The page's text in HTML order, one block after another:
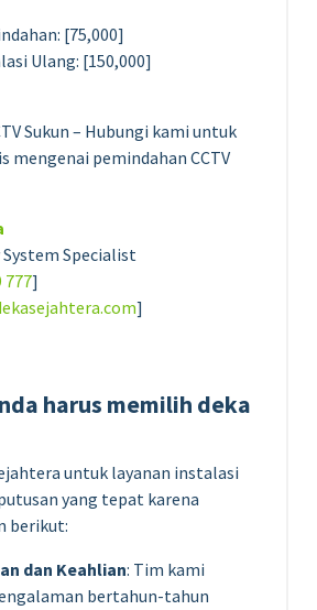
[75,000]
Ulang: [150,000]
Sukun – Hubungi kami untuk
mengenai pemindahan CCTV
System Specialist
777]
]
harus memilih deka
untuk layanan instalasi
yang tepat karena
berikut:
dan Keahlian: Tim kami
bertahun-tahun